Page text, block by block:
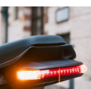
elettrici e a
una […]